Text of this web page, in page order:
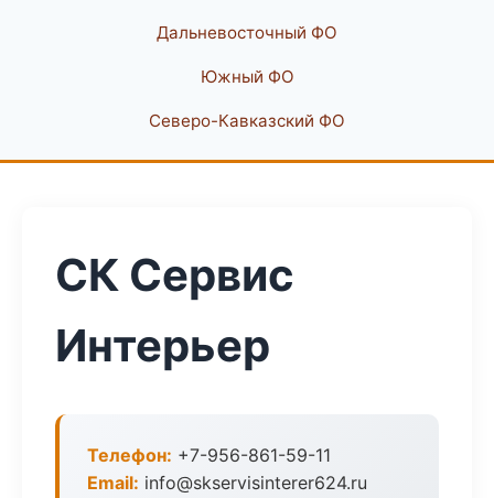
Дальневосточный ФО
Южный ФО
Северо-Кавказский ФО
СК Сервис
Интерьер
Телефон: +7-956-861-59-11
Email: info@skservisinterer624.ru